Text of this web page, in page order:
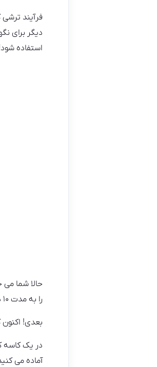
فرآیند
دیگر برای
استفاده
را به مدت ۱۰ دقیقه در این آب نمک قرار دهید تا کمی نرم شوند و بعداً آنها را در سرکه ترشی کنید.
بعدی! اکنون
آماده می